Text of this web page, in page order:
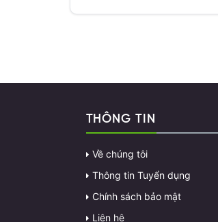
THÔNG TIN
Về chúng tôi
Thông tin Tuyển dụng
Chính sách bảo mật
Liên hệ